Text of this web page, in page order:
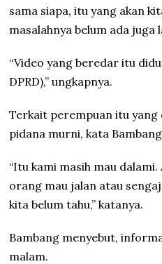
sama siapa, itu yang akan
masalahnya belum ada juga
“Video yang beredar itu
DPRD),” ungkapnya.
Terkait perempuan itu yang
pidana murni, kata
“Itu kami masih mau
orang mau jalan atau
kita belum tahu,” katanya.
Bambang menyebut,
malam.